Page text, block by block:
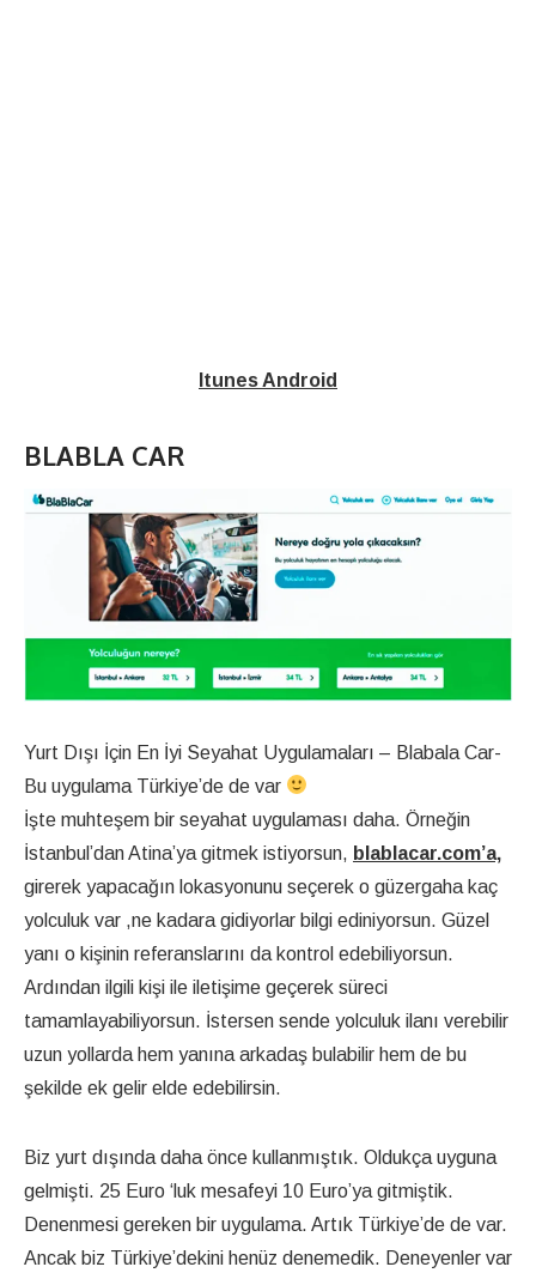
Itunes Android
BLABLA CAR
Yurt Dışı İçin En İyi Seyahat Uygulamaları – Blabala Car-
Bu uygulama Türkiye’de de var
İşte muhteşem bir seyahat uygulaması daha. Örneğin
İstanbul’dan Atina’ya gitmek istiyorsun, blablacar.com’a,
girerek yapacağın lokasyonunu seçerek o güzergaha kaç
yolculuk var ,ne kadara gidiyorlar bilgi ediniyorsun. Güzel
yanı o kişinin referanslarını da kontrol edebiliyorsun.
Ardından ilgili kişi ile iletişime geçerek süreci
tamamlayabiliyorsun. İstersen sende yolculuk ilanı verebilir
uzun yollarda hem yanına arkadaş bulabilir hem de bu
şekilde ek gelir elde edebilirsin.
Biz yurt dışında daha önce kullanmıştık. Oldukça uyguna
gelmişti. 25 Euro ‘luk mesafeyi 10 Euro’ya gitmiştik.
Denenmesi gereken bir uygulama. Artık Türkiye’de de var.
Ancak biz Türkiye’dekini henüz denemedik. Deneyenler var